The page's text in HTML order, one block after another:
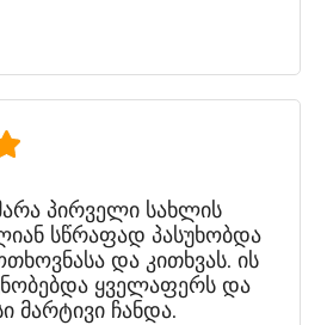
პირველი სახლის
სწრაფად პასუხობდა
და კითხვას. ის
ყველაფერს და
მარტივი ჩანდა.